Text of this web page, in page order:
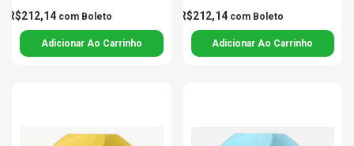
R$212,14 com Boleto R$212,14 com Boleto